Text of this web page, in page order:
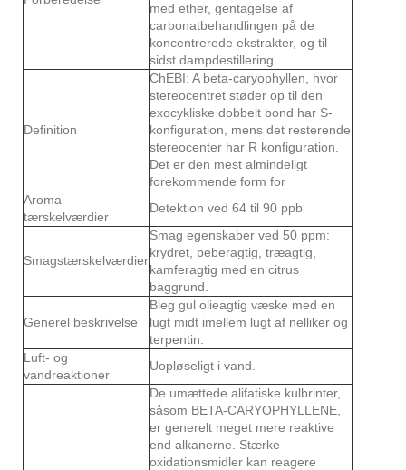
med ether, gentagelse af
carbonatbehandlingen på de
koncentrerede ekstrakter, og til
sidst dampdestillering.
Definition
ChEBI: A beta-caryophyllen, hvor
stereocentret støder op til den
exocykliske dobbelt bond har S-
konfiguration, mens det resterende
stereocenter har R konfiguration.
Det er den mest almindeligt
forekommende form for
Aroma
tærskelværdier
Detektion ved 64 til 90 ppb
Smagstærskelværdier
Smag egenskaber ved 50 ppm:
krydret, peberagtig, træagtig,
kamferagtig med en citrus
baggrund.
Generel beskrivelse
Bleg gul olieagtig væske med en
lugt midt imellem lugt af nelliker og
terpentin.
Luft- og
vandreaktioner
Uopløseligt i vand.
De umættede alifatiske kulbrinter,
såsom BETA-CARYOPHYLLENE,
er generelt meget mere reaktive
end alkanerne. Stærke
oxidationsmidler kan reagere